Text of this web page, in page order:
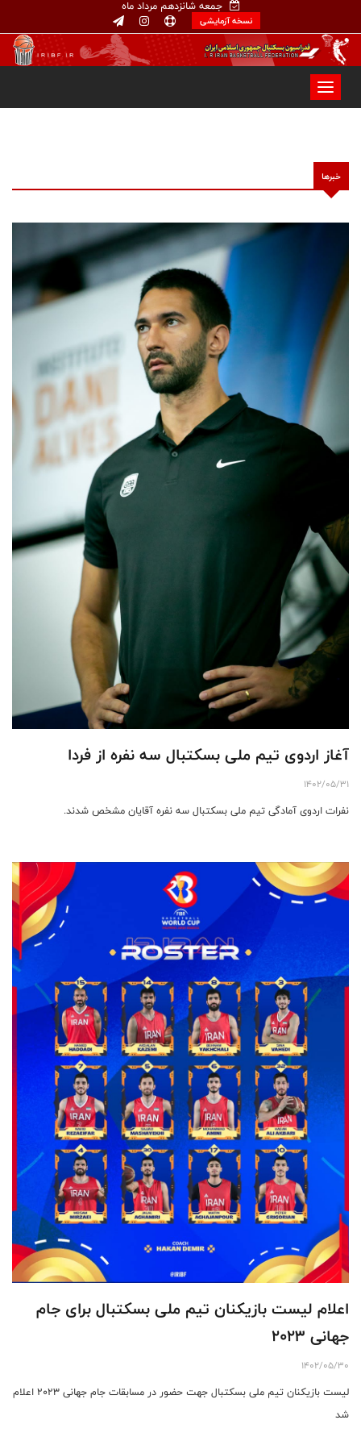
جمعه شانزدهم مرداد ماه
نسخه آزمایشی
خبرها
آغاز اردوی تیم ملی بسکتبال سه نفره از فردا
1402/05/31
نفرات اردوی آمادگی تیم ملی بسکتبال سه نفره آقایان مشخص شدند.
اعلام لیست بازیکنان تیم ملی بسکتبال برای جام
جهانی ۲۰۲۳
1402/05/30
لیست بازیکنان تیم ملی بسکتبال جهت حضور در مسابقات جام جهانی ۲۰۲۳ اعلام
شد